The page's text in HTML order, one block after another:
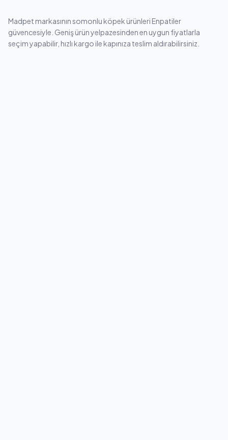
Madpet markasının somonlu köpek ürünleri Enpatiler
güvencesiyle. Geniş ürün yelpazesinden en uygun fiyatlarla
seçim yapabilir, hızlı kargo ile kapınıza teslim aldırabilirsiniz.